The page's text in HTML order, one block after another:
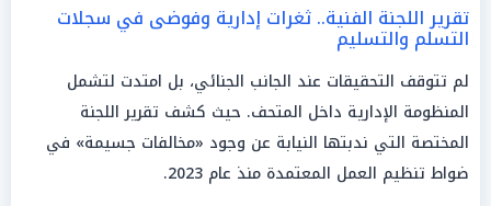
تقرير اللجنة الفنية.. ثغرات إدارية وفوضى في سجلات
التسلم والتسليم
لم تتوقف التحقيقات عند الجانب الجنائي، بل امتدت لتشمل
المنظومة الإدارية داخل المتحف. حيث كشف تقرير اللجنة
المختصة التي ندبتها النيابة عن وجود «مخالفات جسيمة» في
ضواط تنظيم العمل المعتمدة منذ عام 2023.